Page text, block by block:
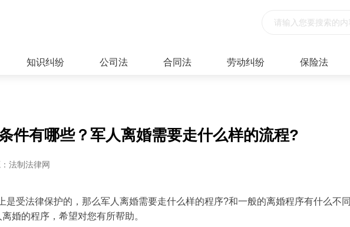
知识纠纷 公司法 合同法 劳动纠纷 保险法
件有哪些？军人离婚需要走什么样的流程?
法制法律网
是受法律保护的，那么军人离婚需要走什么样的程序?和一般的离婚程序有什么不同
婚的程序，希望对您有所帮助。